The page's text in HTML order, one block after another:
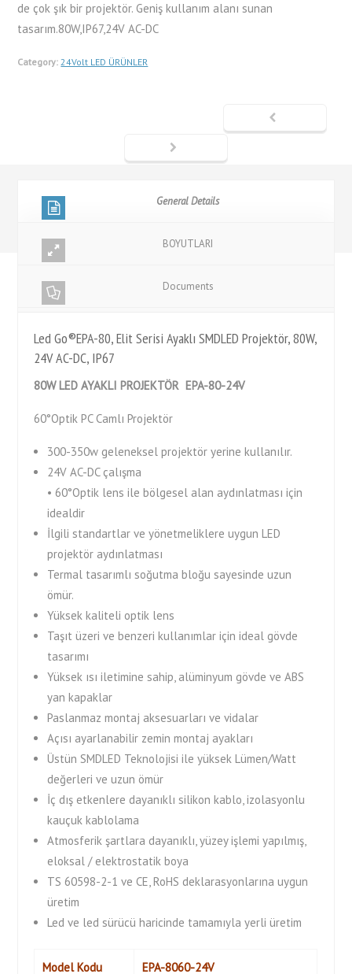
de çok şık bir projektör. Geniş kullanım alanı sunan
tasarım.80W,IP67,24V AC-DC
Category: 24Volt LED ÜRÜNLER
General Details
BOYUTLARI
Documents
Led Go®EPA-80, Elit Serisi Ayaklı SMDLED Projektör, 80W,
24V AC-DC, IP67
80W LED AYAKLI PROJEKTÖR EPA-80-24V
60°Optik PC Camlı Projektör
300-350w geleneksel projektör yerine kullanılır.
24V AC-DC çalışma
• 60°Optik lens ile bölgesel alan aydınlatması için
idealdir
İlgili standartlar ve yönetmeliklere uygun LED
projektör aydınlatması
Termal tasarımlı soğutma bloğu sayesinde uzun
ömür.
Yüksek kaliteli optik lens
Taşıt üzeri ve benzeri kullanımlar için ideal gövde
tasarımı
Yüksek ısı iletimine sahip, alüminyum gövde ve ABS
yan kapaklar
Paslanmaz montaj aksesuarları ve vidalar
Açısı ayarlanabilir zemin montaj ayakları
Üstün SMDLED Teknolojisi ile yüksek Lümen/Watt
değerleri ve uzun ömür
İç dış etkenlere dayanıklı silikon kablo, izolasyonlu
kauçuk kablolama
Atmosferik şartlara dayanıklı, yüzey işlemi yapılmış,
eloksal / elektrostatik boya
TS 60598-2-1 ve CE, RoHS deklarasyonlarına uygun
üretim
Led ve led sürücü haricinde tamamıyla yerli üretim
Model Kodu EPA-8060-24V